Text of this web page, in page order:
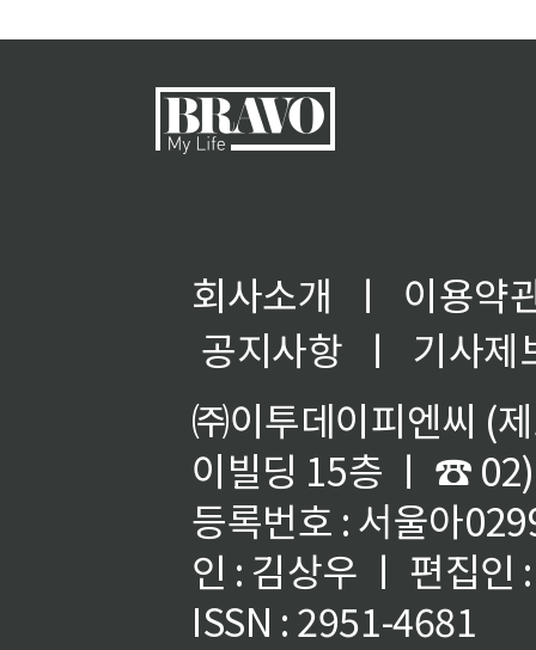
회사소개 ㅣ
이용약
공지사항
ㅣ
기사제
㈜이투데이피엔씨 (
이빌딩 15층 ㅣ ☎
등록번호 : 서울아
인 : 김상우 ㅣ 편집인
ISSN : 2951-4681